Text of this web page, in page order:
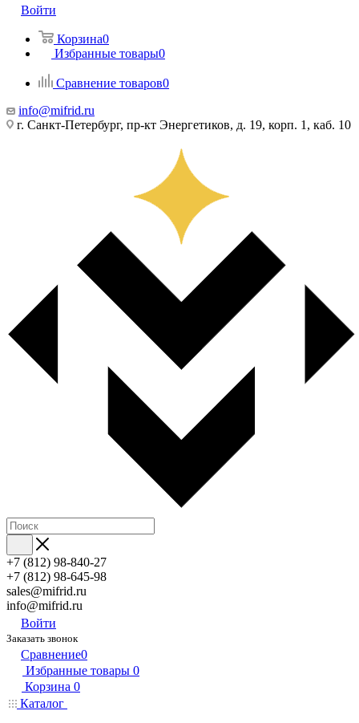
Войти
Корзина0
Избранные товары0
Сравнение товаров0
info@mifrid.ru
г. Санкт-Петербург, пр-кт Энергетиков, д. 19, корп. 1, каб. 10
+7 (812) 98-840-27
+7 (812) 98-645-98
sales@mifrid.ru
info@mifrid.ru
Войти
Заказать звонок
Сравнение0
Избранные товары 0
Корзина 0
Каталог